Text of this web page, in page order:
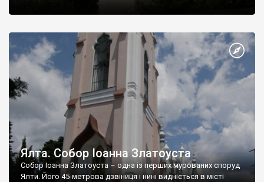
Ялта. Собор Іоанна Златоуста
Собор Іоанна Златоуста – одна із перших мурованих споруд
Ялти. Його 45-метрова дзвіниця і нині видніється в місті